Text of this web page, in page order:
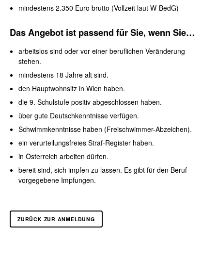
mindestens 2.350 Euro brutto (Vollzeit laut W-BedG)
Das Angebot ist passend für Sie, wenn Sie…
arbeitslos sind oder vor einer beruflichen Veränderung
stehen.
mindestens 18 Jahre alt sind.
den Hauptwohnsitz in Wien haben.
die 9. Schulstufe positiv abgeschlossen haben.
über gute Deutschkenntnisse verfügen.
Schwimmkenntnisse haben (Freischwimmer-Abzeichen).
ein verurteilungsfreies Straf-Register haben.
in Österreich arbeiten dürfen.
bereit sind, sich impfen zu lassen. Es gibt für den Beruf
vorgegebene Impfungen.
ZURÜCK ZUR ANMELDUNG